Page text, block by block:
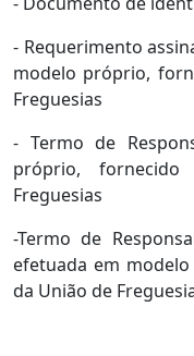
- Requerimento
modelo próprio,
Freguesias
- Termo de
próprio,
Freguesias
-Termo de
efetuada em
da União de